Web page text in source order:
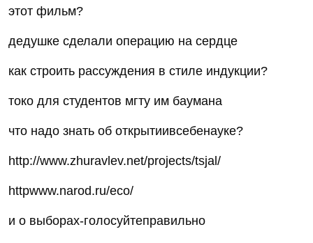
этот фильм?
дедушке сделали операцию на сердце
как строить рассуждения в стиле индукции?
токо для студентов мгту им баумана
что надо знать об открытиивсебенауке?
http://www.zhuravlev.net/projects/tsjal/
httpwww.narod.ru/eco/
и о выборах-голосуйтеправильно